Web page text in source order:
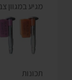
מגיע במגוון
תכונות